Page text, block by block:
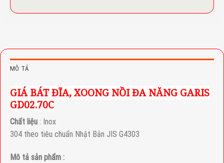
MÔ TẢ
GIÁ BÁT ĐĨA, XOONG NỒI ĐA NĂNG GARIS
GD02.70C
Chất liệu : Inox
304 theo tiêu chuẩn Nhật Bản JIS G4303
Mô tả sản phẩm :